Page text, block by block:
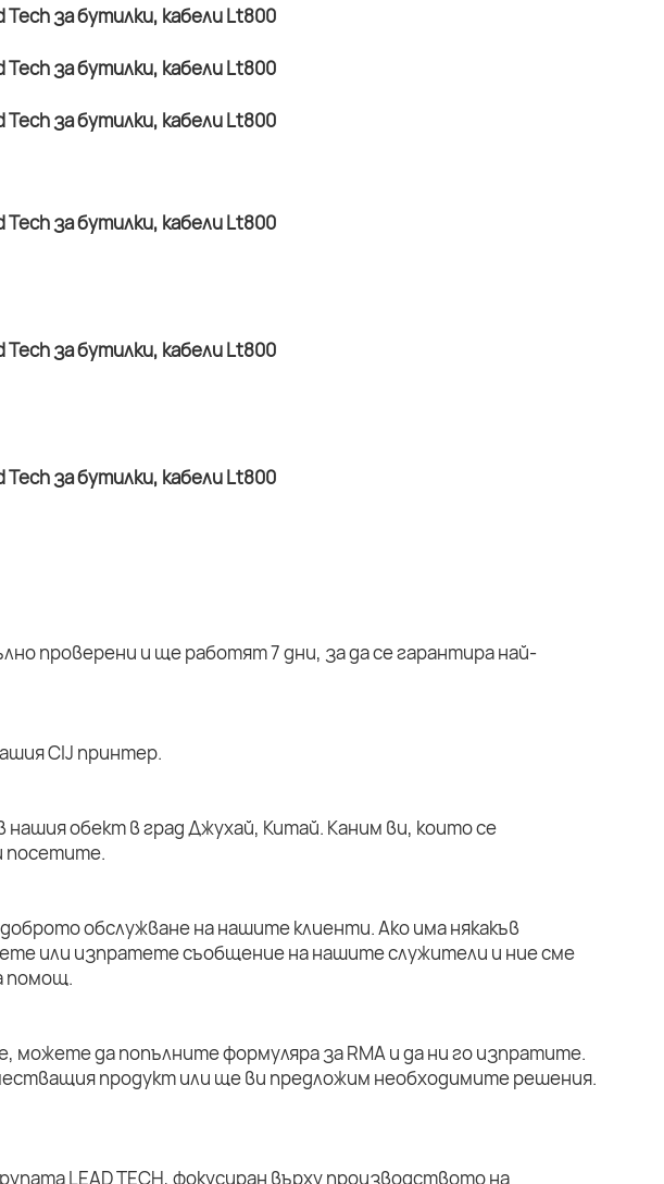
проверени и ще работят 7 дни, за да се гарантира най-
CIJ принтер.
нашия обект в град Джухай, Китай. Каним ви, които се
посетите.
обслужване на нашите клиенти. Ако има някакъв
или изпратете съобщение на нашите служители и ние сме
помощ.
можете да попълните формуляра за RMA и да ни го изпратите.
продукт или ще ви предложим необходимите решения.
LEAD TECH, фокусиран върху производството на